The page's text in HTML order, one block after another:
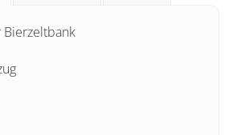
Bierzeltbank